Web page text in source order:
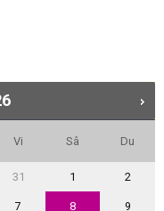
Vi Sâ Du
31 1 2
7 8 9